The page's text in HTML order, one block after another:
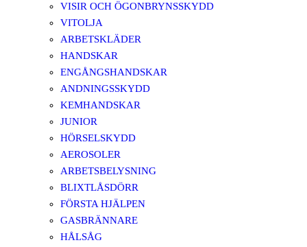
VISIR OCH ÖGONBRYNSSKYDD
VITOLJA
ARBETSKLÄDER
HANDSKAR
ENGÅNGSHANDSKAR
ANDNINGSSKYDD
KEMHANDSKAR
JUNIOR
HÖRSELSKYDD
AEROSOLER
ARBETSBELYSNING
BLIXTLÅSDÖRR
FÖRSTA HJÄLPEN
GASBRÄNNARE
HÅLSÅG